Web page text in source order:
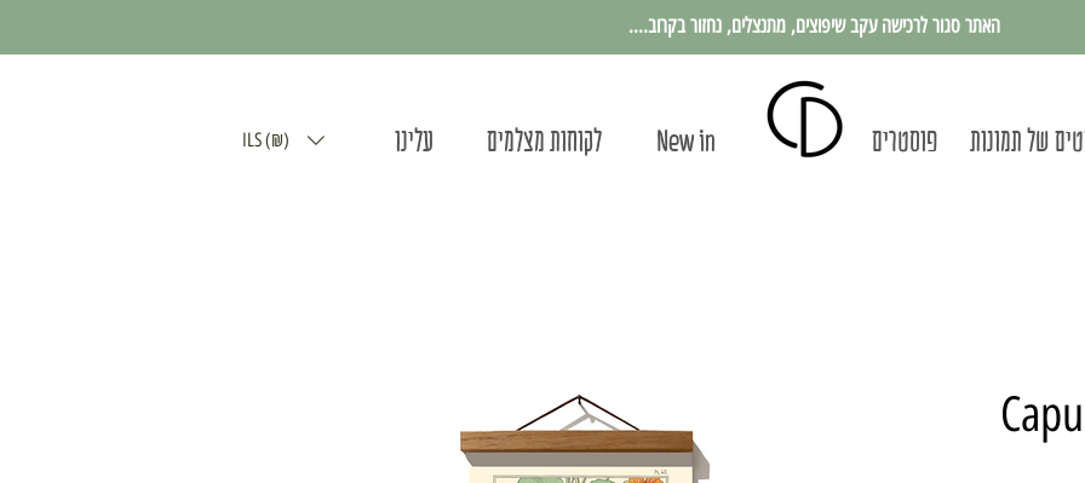
האתר סגור לרכישה עקב שיפוצים, מתנצלים, נחזור בקרוב....
ILS (₪) New in לקוחות מצלמים עלינו של תמונות פוסטרים